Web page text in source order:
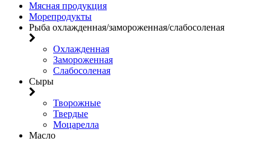
Мясная продукция
Морепродукты
Рыба охлажденная/замороженная/слабосоленая
Охлажденная
Замороженная
Слабосоленая
Сыры
Творожные
Твердые
Моцарелла
Масло